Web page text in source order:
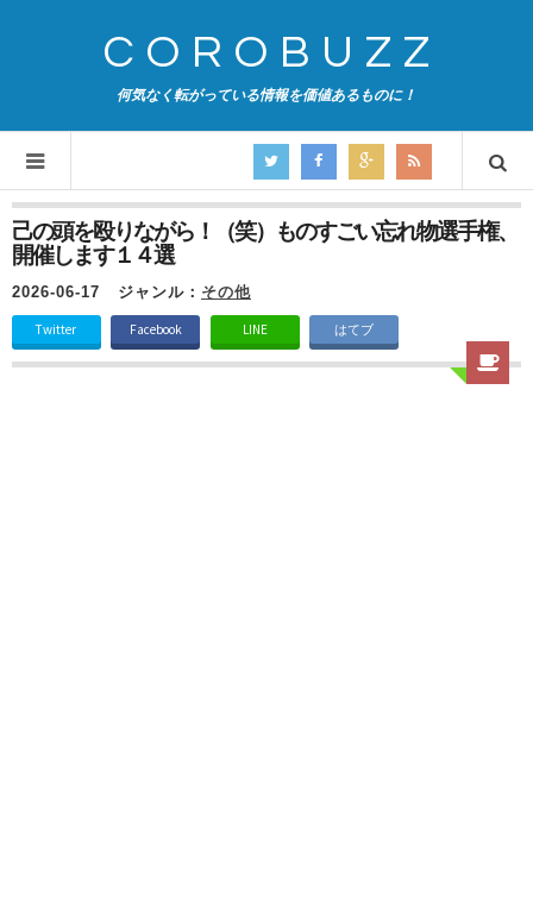
COROBUZZ
何気なく転がっている情報を価値あるものに！
己の頭を殴りながら！（笑）ものすごい忘れ物選手権、
開催します１４選
2026-06-17 ジャンル： その他
Twitter Facebook LINE はてブ